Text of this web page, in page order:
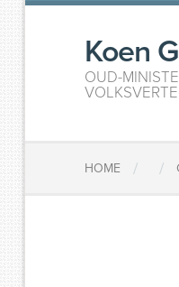
Koen
OUD-
HOME / /